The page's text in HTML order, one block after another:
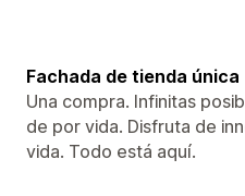
Fachada de tienda única
Una compra. Infinitas
de por vida. Disfruta de
vida. Todo está aquí.